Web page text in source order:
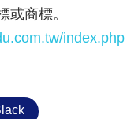
或商標。
index.php